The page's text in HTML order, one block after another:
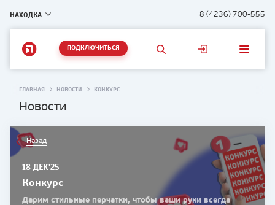
НАХОДКА 8 (4236) 700-555
ПОДКЛЮЧИТЬСЯ
ГЛАВНАЯ НОВОСТИ КОНКУРС
Новости
Назад
18 ДЕК'25
Конкурс
Дарим стильные перчатки, чтобы ваши руки всегда